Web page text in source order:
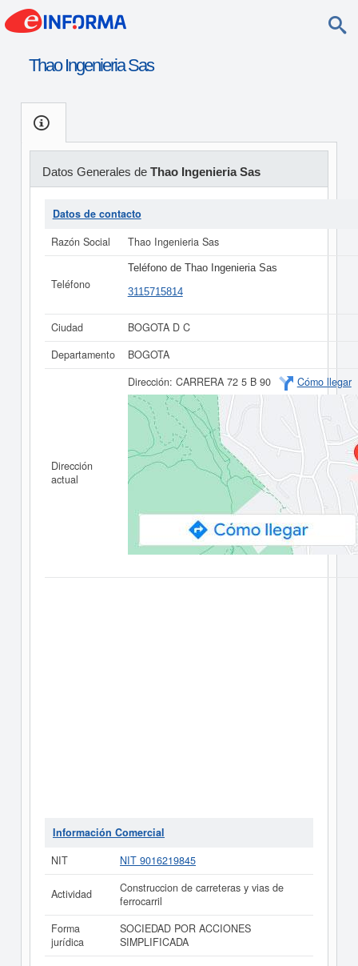
Thao Ingenieria Sas
Datos Generales de Thao Ingenieria Sas
Datos de contacto
Razón Social
Thao Ingenieria Sas
Teléfono
Teléfono de Thao Ingenieria Sas
3115715814
Ciudad
BOGOTA D C
Departamento
BOGOTA
Dirección
actual
Dirección: CARRERA 72 5 B 90 Cómo llegar
Información Comercial
NIT
NIT 9016219845
Actividad
Construccion de carreteras y vias de
ferrocarril
Forma
jurídica
SOCIEDAD POR ACCIONES
SIMPLIFICADA